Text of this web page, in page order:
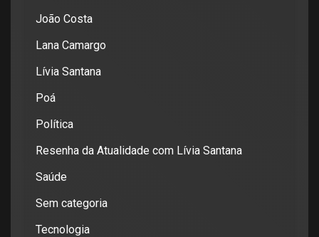
João Costa
Lana Camargo
Lívia Santana
Poá
Política
Resenha da Atualidade com Lívia Santana
Saúde
Sem categoria
Tecnologia